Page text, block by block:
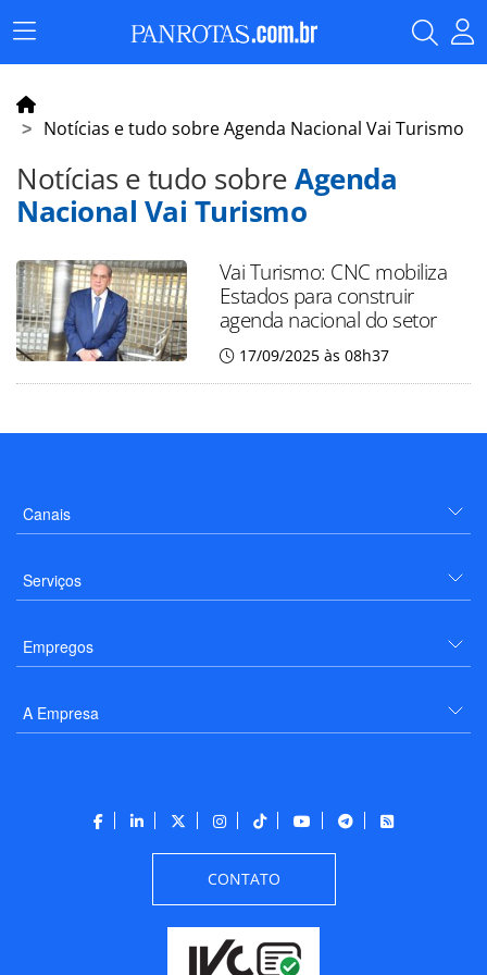
Menu
Principal
Notícias e tudo sobre Agenda Nacional Vai Turismo
Notícias e tudo sobreAgenda
Nacional Vai Turismo
Vai Turismo: CNC mobiliza
Estados para construir
agenda nacional do setor
17/09/2025 às 08h37
Canais
Serviços
Empregos
A Empresa
CONTATO